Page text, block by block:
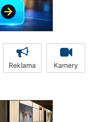
Reklama Kamery